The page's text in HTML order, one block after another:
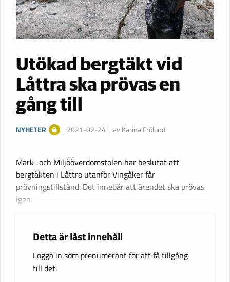
Utökad bergtäkt vid
Låttra ska prövas en
gång till
NYHETER 2021-02-24 av Karina Frölund
Mark- och Miljööverdomstolen har beslutat att
bergtäkten i Låttra utanför Vingåker får
prövningstillstånd. Det innebär att ärendet ska prövas
igen.
Detta är låst innehåll
Logga in som prenumerant för att få tillgång
till det.